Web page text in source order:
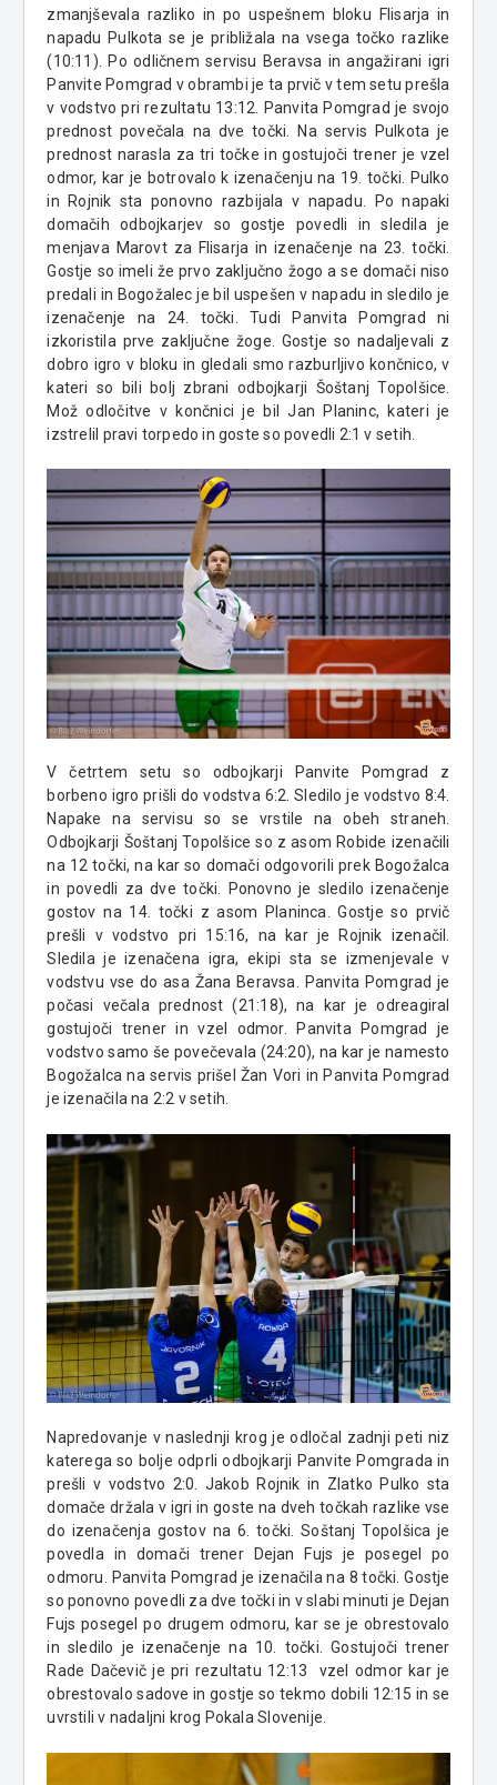
zmanjševala razliko in po uspešnem bloku Flisarja in
napadu Pulkota se je približala na vsega točko razlike
(10:11). Po odličnem servisu Beravsa in angažirani igri
Panvite Pomgrad v obrambi je ta prvič v tem setu prešla
v vodstvo pri rezultatu 13:12. Panvita Pomgrad je svojo
prednost povečala na dve točki. Na servis Pulkota je
prednost narasla za tri točke in gostujoči trener je vzel
odmor, kar je botrovalo k izenačenju na 19. točki. Pulko
in Rojnik sta ponovno razbijala v napadu. Po napaki
domačih odbojkarjev so gostje povedli in sledila je
menjava Marovt za Flisarja in izenačenje na 23. točki.
Gostje so imeli že prvo zaključno žogo a se domači niso
predali in Bogožalec je bil uspešen v napadu in sledilo je
izenačenje na 24. točki. Tudi Panvita Pomgrad ni
izkoristila prve zaključne žoge. Gostje so nadaljevali z
dobro igro v bloku in gledali smo razburljivo končnico, v
kateri so bili bolj zbrani odbojkarji Šoštanj Topolšice.
Mož odločitve v končnici je bil Jan Planinc, kateri je
izstrelil pravi torpedo in goste so povedli 2:1 v setih.
V četrtem setu so odbojkarji Panvite Pomgrad z
borbeno igro prišli do vodstva 6:2. Sledilo je vodstvo 8:4.
Napake na servisu so se vrstile na obeh straneh.
Odbojkarji Šoštanj Topolšice so z asom Robide izenačili
na 12 točki, na kar so domači odgovorili prek Bogožalca
in povedli za dve točki. Ponovno je sledilo izenačenje
gostov na 14. točki z asom Planinca. Gostje so prvič
prešli v vodstvo pri 15:16, na kar je Rojnik izenačil.
Sledila je izenačena igra, ekipi sta se izmenjevale v
vodstvu vse do asa Žana Beravsa. Panvita Pomgrad je
počasi večala prednost (21:18), na kar je odreagiral
gostujoči trener in vzel odmor. Panvita Pomgrad je
vodstvo samo še povečevala (24:20), na kar je namesto
Bogožalca na servis prišel Žan Vori in Panvita Pomgrad
je izenačila na 2:2 v setih.
Napredovanje v naslednji krog je odločal zadnji peti niz
katerega so bolje odprli odbojkarji Panvite Pomgrada in
prešli v vodstvo 2:0. Jakob Rojnik in Zlatko Pulko sta
domače držala v igri in goste na dveh točkah razlike vse
do izenačenja gostov na 6. točki. Soštanj Topolšica je
povedla in domači trener Dejan Fujs je posegel po
odmoru. Panvita Pomgrad je izenačila na 8 točki. Gostje
so ponovno povedli za dve točki in v slabi minuti je Dejan
Fujs posegel po drugem odmoru, kar se je obrestovalo
in sledilo je izenačenje na 10. točki. Gostujoči trener
Rade Dačevič je pri rezultatu 12:13 vzel odmor kar je
obrestovalo sadove in gostje so tekmo dobili 12:15 in se
uvrstili v nadaljni krog Pokala Slovenije.